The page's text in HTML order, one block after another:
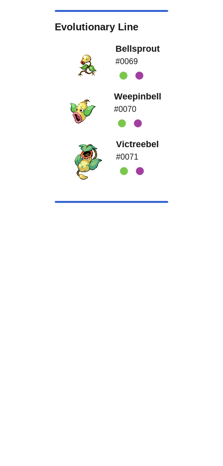
Evolutionary Line
Bellsprout
#0069
Weepinbell
#0070
Victreebel
#0071